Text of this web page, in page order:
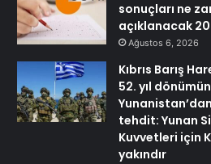
sonuçları ne
açıklanacak
Ağustos 6, 2026
Kıbrıs Barış
52. yıl
tehdit: Yunan
Kuvvetleri için
yakındır